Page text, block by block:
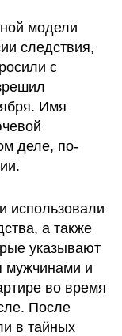
модели
следствия,
с
Имя
деле, по-
использовали
а также
указывают
мужчинами и
во время
После
в тайных